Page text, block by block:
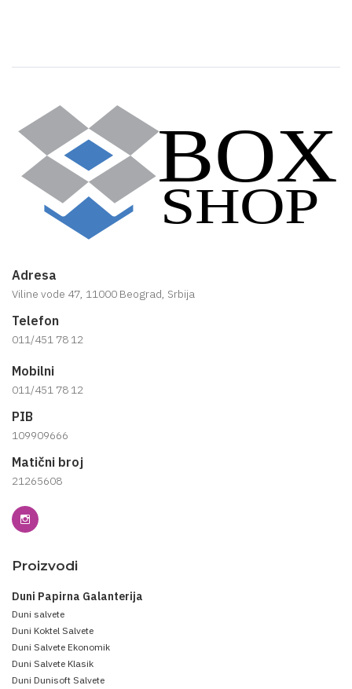
Adresa
Viline vode 47, 11000 Beograd, Srbija
Telefon
011/451 78 12
Mobilni
011/451 78 12
PIB
109909666
Matični broj
21265608
Proizvodi
Duni Papirna Galanterija
Duni salvete
Duni Koktel Salvete
Duni Salvete Ekonomik
Duni Salvete Klasik
Duni Dunisoft Salvete